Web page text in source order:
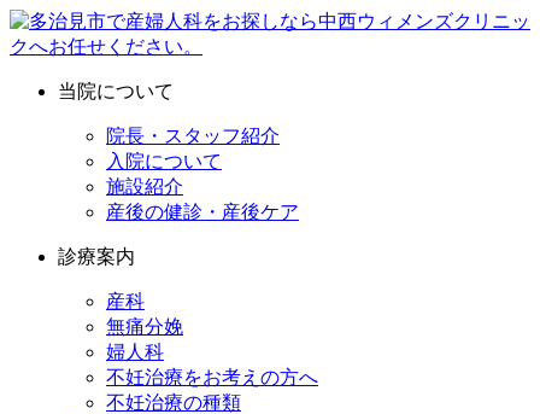
当院について
院長・スタッフ紹介
入院について
施設紹介
産後の健診・産後ケア
診療案内
産科
無痛分娩
婦人科
不妊治療をお考えの方へ
不妊治療の種類